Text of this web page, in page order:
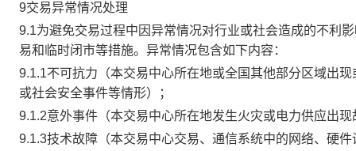
9交易异常情况处理
9.1为避免交易过程中因异常情况对行业或社会造成的不利
易和临时闭市等措施。异常情况包含如下内容：
9.1.1不可抗力（本交易中心所在地或全国其他部分区域出
或社会安全事件等情形）；
9.1.2意外事件（本交易中心所在地发生火灾或电力供应出
9.1.3技术故障（本交易中心交易、通信系统中的网络、硬